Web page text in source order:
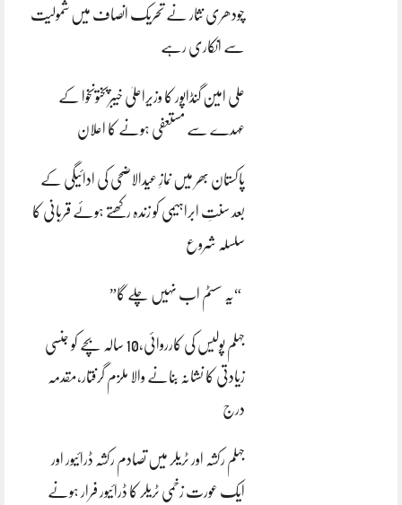
چودھری نثار نے تحریک انصاف میں شمولیت
سے انکاری رہے
علی امین گنڈاپور کا وزیراعلیٰ خیبرپختونخوا کے
عہدے سے مستعفی ہونے کا اعلان
پاکستان بھر میں نمازِ عیدالاضحی کی ادائیگی کے
بعد سنتِ ابراہیمی کو زندہ رکھتے ہوئے قربانی کا
سلسلہ شروع
“یہ سسٹم اب نہیں چلے گا”
جہلم پولیس کی کارروائی،10 سالہ بچے کو جنسی
زیادتی کا نشانہ بنانے والا ملزم گرفتار،مقدمہ
درج
جہلم رکشہ اور ٹریلر میں تصادم رکشہ ڈرائیور اور
ایک عورت زخمی ٹریلر کا ڈرائیور فرار ہونے